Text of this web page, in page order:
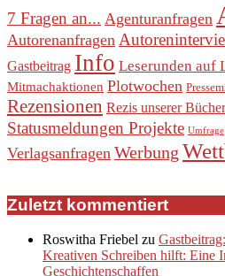
7 Fragen an... Agenturanfragen
Autorenanfragen
Gastbeitrag Info Leserunden auf
Mitmachaktionen Plotwochen
Rezensionen Rezis unserer Bücher
Statusmeldungen Projekte Umfrage
Verlagsanfragen Werbung
Zuletzt kommentiert
Roswitha Friebel zu
Kreativen Schreiben hilft: Eine
Geschichtenschaffen